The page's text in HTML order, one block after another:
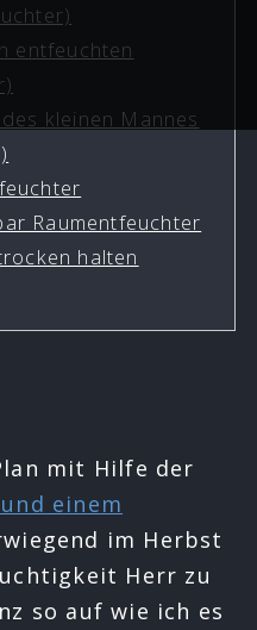
entfeuchten
kleinen Mannes
Raumentfeuchter
halten
mit Hilfe der
einem
im Herbst
Herr zu
so auf wie ich es